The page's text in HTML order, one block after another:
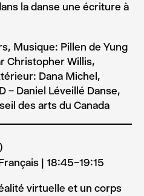
la danse une écriture à
Musique: Pillen de Yung
Christopher Willis,
Dana Michel,
– Daniel Léveillé Danse,
des arts du Canada
| 18:45–19:15
virtuelle et un corps